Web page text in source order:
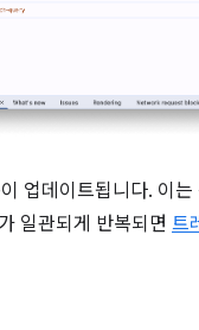
업데이트됩니다. 이
일관되게 반복되면 트